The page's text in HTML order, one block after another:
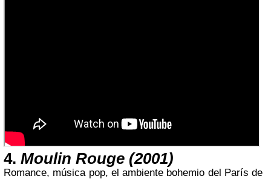
4. Moulin Rouge (2001)
Romance, música pop, el ambiente bohemio del París de